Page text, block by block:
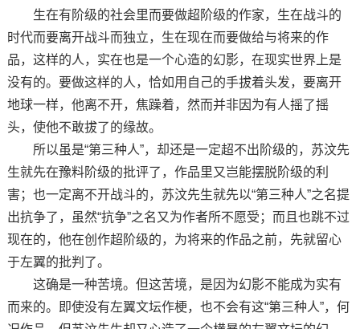
生在有阶级的社会里而要做超阶级的作家，生在战斗的
时代而要离开战斗而独立，生在现在而要做给与将来的作
品，这样的人，实在也是一个心造的幻影，在现实世界上是
没有的。要做这样的人，恰如用自己的手拔着头发，要离开
地球一样，他离不开，焦躁着，然而并非因为有人摇了摇
头，使他不敢拔了的缘故。
所以虽是“第三种人”，却还是一定超不出阶级的，苏汶先
生就先在豫料阶级的批评了，作品里又岂能摆脱阶级的利
害；也一定离不开战斗的，苏汶先生就先以“第三种人”之名提
出抗争了，虽然“抗争”之名又为作者所不愿受；而且也跳不过
现在的，他在创作超阶级的，为将来的作品之前，先就留心
于左翼的批判了。
这确是一种苦境。但这苦境，是因为幻影不能成为实有
而来的。即使没有左翼文坛作梗，也不会有这“第三种人”，何